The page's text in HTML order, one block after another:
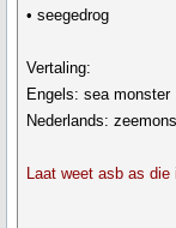
• seegedrog
Vertaling:
Engels: sea monster
Nederlands:
Laat weet asb as